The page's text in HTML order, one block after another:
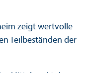
zeigt wertvolle
Teilbeständen der